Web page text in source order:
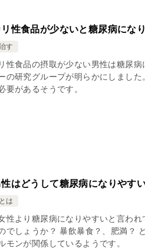
性食品が少ないと糖尿病にな
す
性食品の摂取が少ない男性は糖尿
の研究グループが明らかにしまし
要があるそうです。
はどうして糖尿病になりやす
は
性より糖尿病になりやすいと言わ
でしょうか？ 暴飲暴食？、肥満？
モンが関係しているようです。